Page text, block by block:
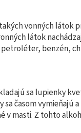
vonných látok
látok
benzén,
sa lupienky
časom vymieňajú
v masti. Z tohto